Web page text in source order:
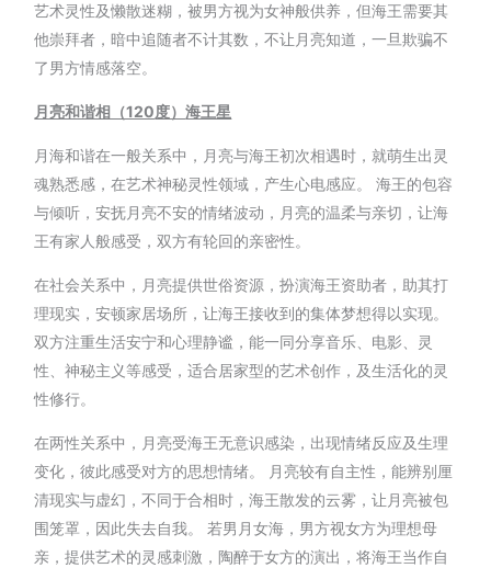
艺术灵性及懒散迷糊，被男方视为女神般供养，但海王需要其
他崇拜者，暗中追随者不计其数，不让月亮知道，一旦欺骗不
了男方情感落空。
月亮和谐相（120度）海王星
月海和谐在一般关系中，月亮与海王初次相遇时，就萌生出灵
魂熟悉感，在艺术神秘灵性领域，产生心电感应。 海王的包容
与倾听，安抚月亮不安的情绪波动，月亮的温柔与亲切，让海
王有家人般感受，双方有轮回的亲密性。
在社会关系中，月亮提供世俗资源，扮演海王资助者，助其打
理现实，安顿家居场所，让海王接收到的集体梦想得以实现。
双方注重生活安宁和心理静谧，能一同分享音乐、电影、灵
性、神秘主义等感受，适合居家型的艺术创作，及生活化的灵
性修行。
在两性关系中，月亮受海王无意识感染，出现情绪反应及生理
变化，彼此感受对方的思想情绪。 月亮较有自主性，能辨别厘
清现实与虚幻，不同于合相时，海王散发的云雾，让月亮被包
围笼罩，因此失去自我。 若男月女海，男方视女方为理想母
亲，提供艺术的灵感刺激，陶醉于女方的演出，将海王当作自